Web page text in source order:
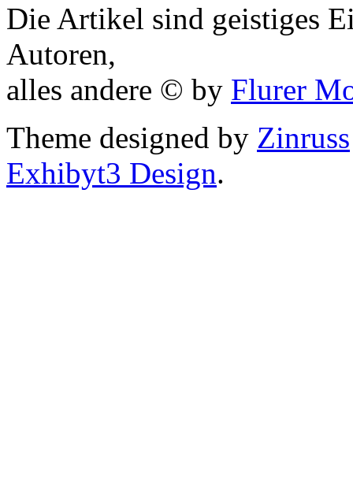
Die Artikel sind geistiges
Autoren,
alles andere © by Flurer
Theme designed by Zinruss
Exhibyt3 Design.